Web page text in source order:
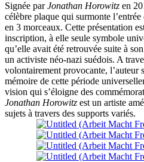
Signée parJonathan Horowitz en
célèbre plaque qui surmonte
en 3 morceaux. Cette présentation
inscription, à elle seule symbole
qu’elle avait été retrouvée suite à
un activiste néo-nazi suédois. A
volontairement provocante, l’auteur
mémoire de cette période
vision qui s’éloigne des
Jonathan Horowitz est un artiste
sujets à travers des supports variés.